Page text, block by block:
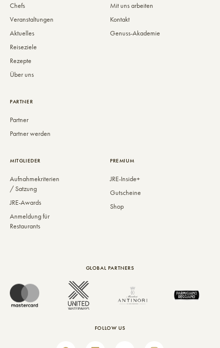
Chefs
Veranstaltungen
Aktuelles
Reiseziele
Rezepte
Über uns
Mit uns arbeiten
Kontakt
Genuss-Akademie
PARTNER
Partner
Partner werden
MITGLIEDER
Aufnahmekriterien
/ Satzung
JRE-Awards
Anmeldung für
Restaurants
PREMIUM
JRE-Inside+
Gutscheine
Shop
GLOBAL PARTNERS
FOLLOW US